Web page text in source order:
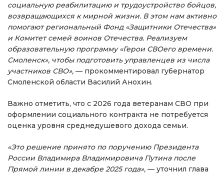
социальную реабилитацию и трудоустройство бойцов,
возвращающихся к мирной жизни. В этом нам активно
помогают региональный Фонд «Защитники Отечества»
и Комитет семей воинов Отечества. Реализуем
образовательную программу «Герои СВОего времени.
Смоленск», чтобы подготовить управленцев из числа
участников СВО», — прокомментировал губернатор
Смоленской области Василий Анохин.
Важно отметить, что с 2026 года ветеранам СВО при
оформлении социального контракта не потребуется
оценка уровня среднедушевого дохода семьи.
«Это решение принято по поручению Президента
России Владимира Владимировича Путина после
Прямой линии в декабре 2025 года», — уточнил глава